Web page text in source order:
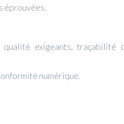
éprouvées.
exigeants, traçabilité
numérique.